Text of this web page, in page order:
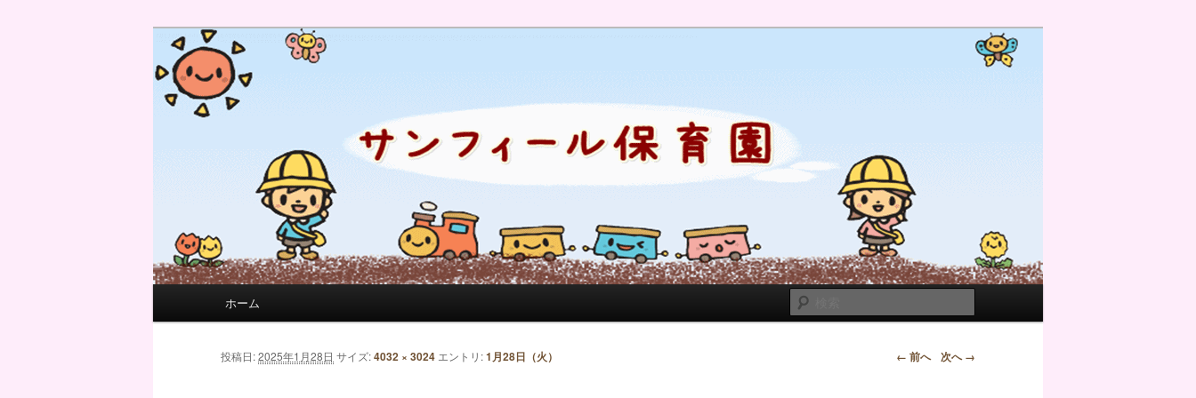
サンフィール保育園のブログ
サンフィール保育園のせんせいのブログです。園の日常を綴っています。
索
メインコンテンツへ移動
サブコンテンツへ移動
ホーム
画像ナビゲーション ← 前へ 次へ →
投稿日:2025年1月28日 サイズ:4032 × 3024 エントリ:1月28日（火）